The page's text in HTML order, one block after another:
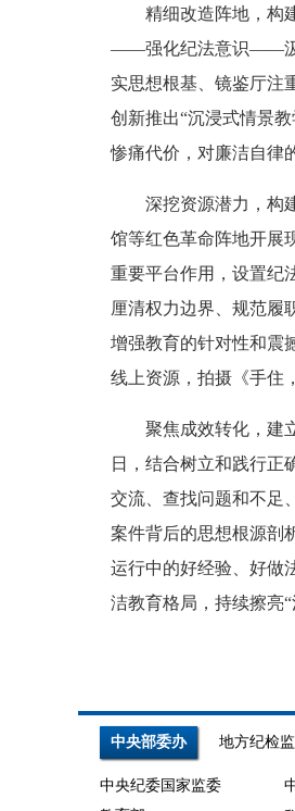
精细改造阵地，构建
——强化纪法意识——汲
实思想根基、镜鉴厅注
创新推出“沉浸式情景
惨痛代价，对廉洁自律
深挖资源潜力，构建
馆等红色革命阵地开展
重要平台作用，设置纪
厘清权力边界、规范履
增强教育的针对性和震
线上资源，拍摄《手住
聚焦成效转化，建立
日，结合树立和践行正
交流、查找问题和不足
案件背后的思想根源剖
运行中的好经验、好做
洁教育格局，持续擦亮
中央部委办 地方纪检
中央纪委国家监委